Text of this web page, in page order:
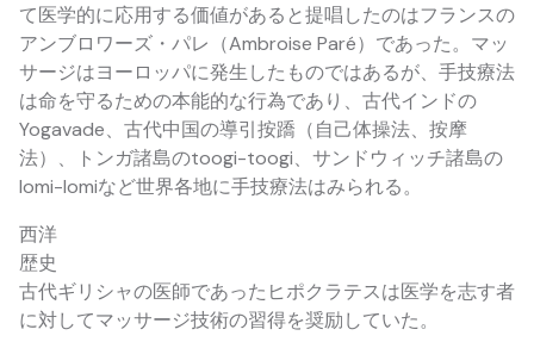
て医学的に応用する価値があると提唱したのはフランスの
アンブロワーズ・パレ（Ambroise Paré）であった。マッ
サージはヨーロッパに発生したものではあるが、手技療法
は命を守るための本能的な行為であり、古代インドの
Yogavade、古代中国の導引按蹻（自己体操法、按摩
法）、トンガ諸島のtoogi-toogi、サンドウィッチ諸島の
lomi-lomiなど世界各地に手技療法はみられる。
西洋
歴史
古代ギリシャの医師であったヒポクラテスは医学を志す者
に対してマッサージ技術の習得を奨励していた。